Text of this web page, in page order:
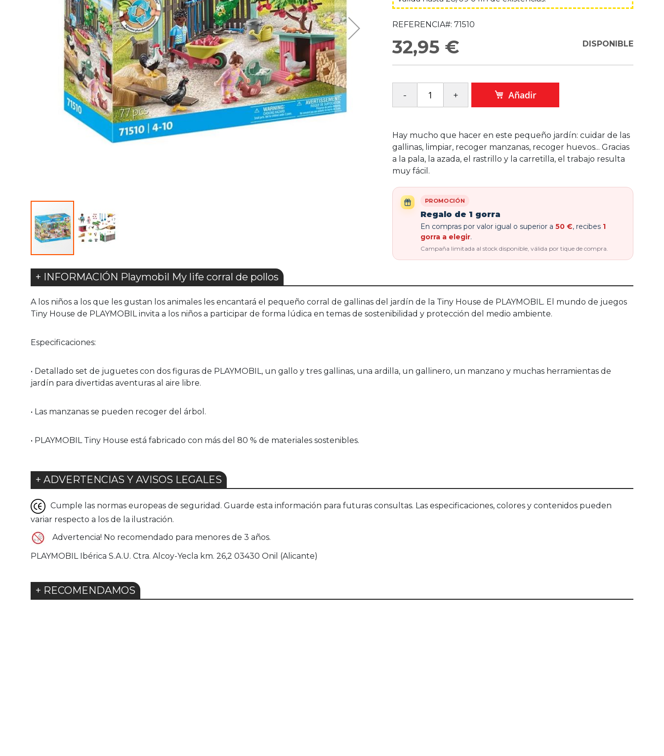
REFERENCIA#: 71510
32,95 € DISPONIBLE
Añadir
Hay mucho que hacer en este pequeño jardín: cuidar de las
gallinas, limpiar, recoger manzanas, recoger huevos... Gracias
a la pala, la azada, el rastrillo y la carretilla, el trabajo resulta
muy fácil.
PROMOCIÓN
Regalo de 1 gorra
En compras por valor igual o superior a 50 €, recibes 1
gorra a elegir.
Campaña limitada al stock disponible, válida por tique de compra.
+ INFORMACIÓN Playmobil My life corral de pollos
A los niños a los que les gustan los animales les encantará el pequeño corral de gallinas del jardín de la Tiny House de PLAYMOBIL. El mundo de juegos
Tiny House de PLAYMOBIL invita a los niños a participar de forma lúdica en temas de sostenibilidad y protección del medio ambiente.
Especificaciones:
• Detallado set de juguetes con dos figuras de PLAYMOBIL, un gallo y tres gallinas, una ardilla, un gallinero, un manzano y muchas herramientas de
jardín para divertidas aventuras al aire libre.
• Las manzanas se pueden recoger del árbol.
• PLAYMOBIL Tiny House está fabricado con más del 80 % de materiales sostenibles.
+ ADVERTENCIAS Y AVISOS LEGALES
Cumple las normas europeas de seguridad. Guarde esta información para futuras consultas. Las especificaciones, colores y contenidos pueden
variar respecto a los de la ilustración.
Advertencia! No recomendado para menores de 3 años.
PLAYMOBIL Ibérica S.A.U. Ctra. Alcoy-Yecla km. 26,2 03430 Onil (Alicante)
+ RECOMENDAMOS